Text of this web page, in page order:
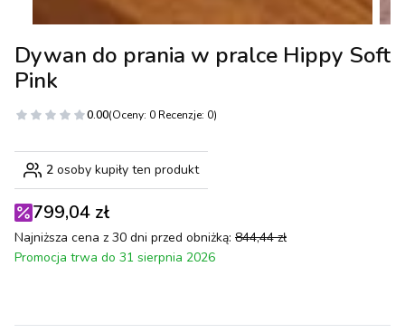
Dywan do prania w pralce Hippy Soft
Pink
0.00(Oceny: 0 Recenzje: 0)
2 osoby kupiły ten produkt
799,04 zł
Najniższa cena z 30 dni przed obniżką: 844,44 zł
Promocja trwa do 31 sierpnia 2026